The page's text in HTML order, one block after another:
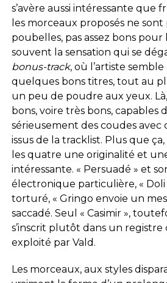
s’avère aussi intéressante que
les morceaux proposés ne sont
poubelles, pas assez bons pour
souvent la sensation qui se
bonus-track, où l’artiste
quelques bons titres, tout au
un peu de poudre aux yeux.
bons, voire très bons, capables
sérieusement des coudes avec
issus de la tracklist. Plus que
les quatre une originalité et
intéressante. « Persuadé » et
électronique particulière, «
torturé, « Gringo envoie un
saccadé. Seul « Casimir »,
s’inscrit plutôt dans un registre
exploité par Vald.
Les morceaux, aux styles